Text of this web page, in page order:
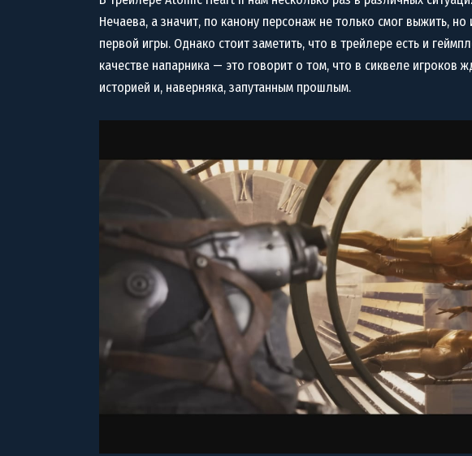
Нечаева, а значит, по канону персонаж не только смог выжить,
первой игры. Однако стоит заметить, что в трейлере есть и
качестве напарника — это говорит о том, что в сиквеле игроков
историей и, наверняка, запутанным прошлым.